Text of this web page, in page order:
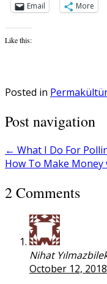
Email
More
Like this:
Posted in
Post navigation
← What I Do For
How To Make
2 Comments
Nihat
October 12,